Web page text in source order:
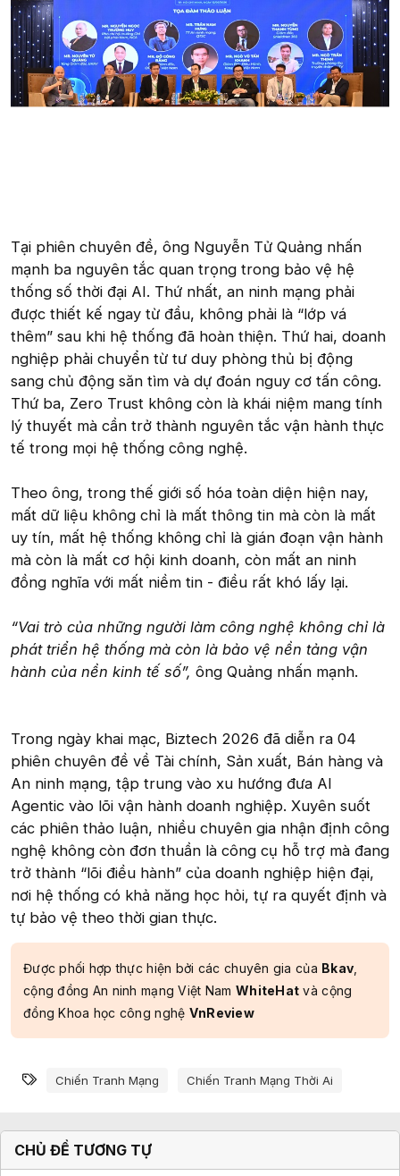
Tại phiên chuyên đề, ông Nguyễn Tử Quảng nhấn
mạnh ba nguyên tắc quan trọng trong bảo vệ hệ
thống số thời đại AI. Thứ nhất, an ninh mạng phải
được thiết kế ngay từ đầu, không phải là “lớp vá
thêm” sau khi hệ thống đã hoàn thiện. Thứ hai, doanh
nghiệp phải chuyển từ tư duy phòng thủ bị động
sang chủ động săn tìm và dự đoán nguy cơ tấn công.
Thứ ba, Zero Trust không còn là khái niệm mang tính
lý thuyết mà cần trở thành nguyên tắc vận hành thực
tế trong mọi hệ thống công nghệ.
Theo ông, trong thế giới số hóa toàn diện hiện nay,
mất dữ liệu không chỉ là mất thông tin mà còn là mất
uy tín, mất hệ thống không chỉ là gián đoạn vận hành
mà còn là mất cơ hội kinh doanh, còn mất an ninh
đồng nghĩa với mất niềm tin - điều rất khó lấy lại.
“Vai trò của những người làm công nghệ không chỉ là
phát triển hệ thống mà còn là bảo vệ nền tảng vận
hành của nền kinh tế số”, ông Quảng nhấn mạnh.
Trong ngày khai mạc, Biztech 2026 đã diễn ra 04
phiên chuyên đề về Tài chính, Sản xuất, Bán hàng và
An ninh mạng, tập trung vào xu hướng đưa AI
Agentic vào lõi vận hành doanh nghiệp. Xuyên suốt
các phiên thảo luận, nhiều chuyên gia nhận định công
nghệ không còn đơn thuần là công cụ hỗ trợ mà đang
trở thành “lõi điều hành” của doanh nghiệp hiện đại,
nơi hệ thống có khả năng học hỏi, tự ra quyết định và
tự bảo vệ theo thời gian thực.
Được phối hợp thực hiện bởi các chuyên gia của Bkav
cộng đồng An ninh mạng Việt Nam WhiteHat và cộng
đồng Khoa học công nghệ VnReview
Từ khóa
Chiến Tranh Mạng Chiến Tranh Mạng Thời Ai
CHỦ ĐỀ TƯƠNG TỰ